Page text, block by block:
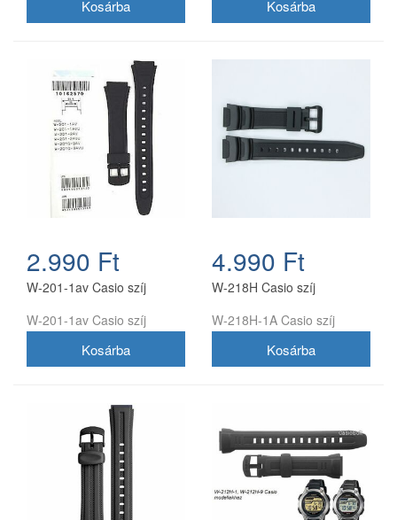
2.990 Ft
W-201-1av Casio szíj
W-201-1av Casio szíj
4.990 Ft
W-218H Casio szíj
W-218H-1A Casio szíj